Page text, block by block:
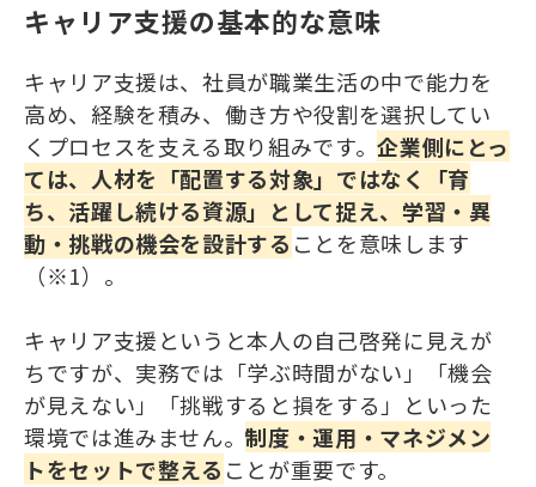
キャリア支援の基本的な意味
キャリア支援は、社員が職業生活の中で能力を
高め、経験を積み、働き方や役割を選択してい
くプロセスを支える取り組みです。企業側にとっ
ては、人材を「配置する対象」ではなく「育
ち、活躍し続ける資源」として捉え、学習・異
動・挑戦の機会を設計する ことを意味します
（※1）。
キャリア支援というと本人の自己啓発に見えが
ちですが、実務では「学ぶ時間がない」「機会
が見えない」「挑戦すると損をする」といった
環境では進みません。制度・運用・マネジメン
トをセットで整える ことが重要です。